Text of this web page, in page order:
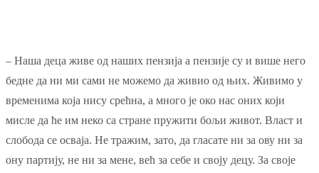
– Наша деца живе од наших пензија а пензије су и више него
бедне да ни ми сами не можемо да живио од њих. Живимо у
временима која нису срећна, а много је око нас оних који
мисле да ће им неко са стране пружити бољи живот. Власт и
слобода се осваја. Не тражим, зато, да гласате ни за ову ни за
ону партију, не ни за мене, већ за себе и своју децу. За своје